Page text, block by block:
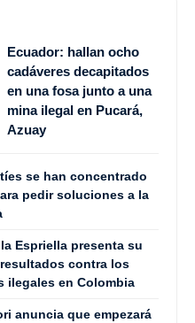
Ecuador: hallan ocho
cadáveres decapitados
en una fosa junto a una
mina ilegal en Pucará,
Azuay
se han concentrado
pedir soluciones a la
Espriella presenta su
contra los
ilegales en Colombia
anuncia que empezará